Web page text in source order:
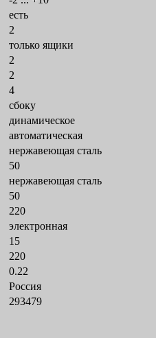
есть
2
только ящики
2
2
4
сбоку
динамическое
автоматическая
нержавеющая сталь
50
нержавеющая сталь
50
220
электронная
15
220
0.22
Россия
293479